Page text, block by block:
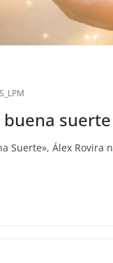
suerte
Suerte», Álex